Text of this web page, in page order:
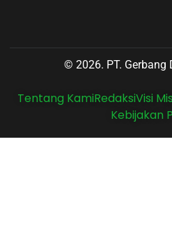
© 2026. PT. Gerbang
Tentang KamiRedaksiVisi
Kebijakan